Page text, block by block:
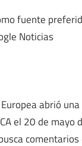
abrió
el 20 de mayo